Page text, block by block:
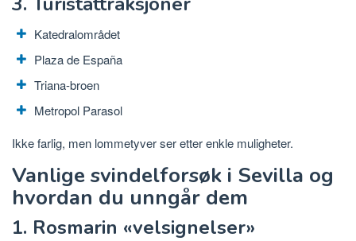
Katedralområdet
Plaza de España
Triana-broen
Metropol Parasol
Ikke farlig, men lommetyver ser etter enkle muligheter.
Vanlige svindelforsøk i Sevilla og
hvordan du unngår dem
1. Rosmarin «velsignelser»